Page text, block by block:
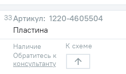
33
1220-4605504
Пластина
Наличие
Обратитесь к
консультанту
К схеме